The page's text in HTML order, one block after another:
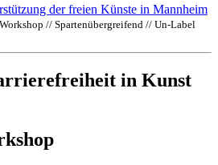
// Spartenübergreifend // Un-Label
in Kunst